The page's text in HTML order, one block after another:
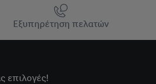
Εξυπηρέτηση πελατών
επιλογές!